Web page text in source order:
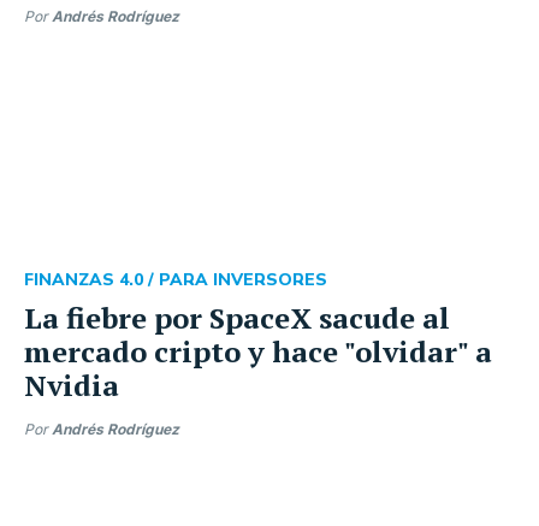
PorAndrés Rodríguez
La fiebre por SpaceX sacude al
mercado cripto y hace "olvidar" a
Nvidia
FINANZAS 4.0 / PARA INVERSORES
PorAndrés Rodríguez